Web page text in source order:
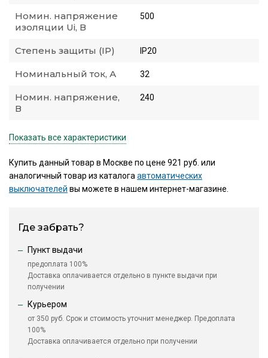
Номин. напряжение
изоляции Ui, В
500
Степень защиты (IP) IP20
Номинальный ток, А 32
Номин. напряжение,
В
240
Показать все характеристики
Купить данный товар в Москве по цене 921 руб. или
аналогичный товар из каталогаавтоматических
выключателей вы можете в нашем интернет-магазине.
Где забрать?
Пункт выдачи
предоплата 100%
Доставка оплачивается отдельно в пункте выдачи при
получении
Курьером
от 350 руб. Срок и стоимость уточнит менеджер. Предоплата
100%
Доставка оплачивается отдельно при получении